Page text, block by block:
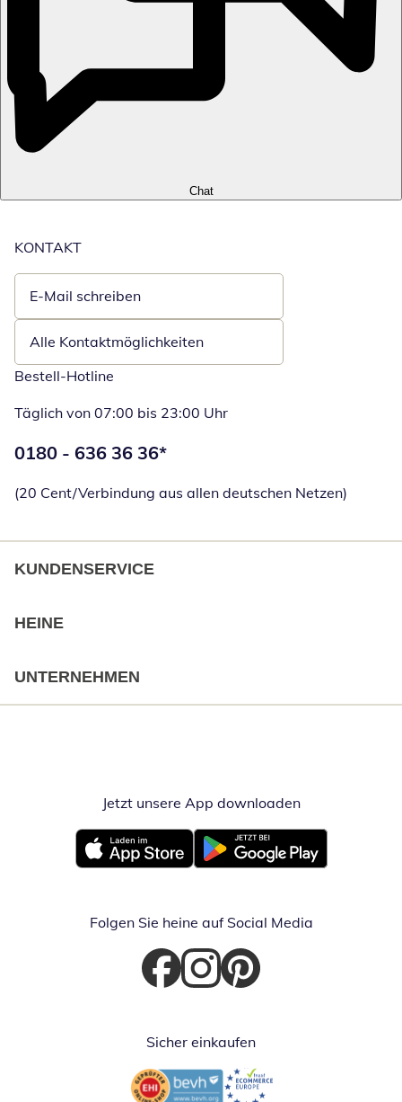
Chat
KONTAKT
E-Mail schreiben
Öffnet E-Mail-Client
Alle Kontaktmöglichkeiten
Bestell-Hotline
Täglich von 07:00 bis 23:00 Uhr
Telefonnummer:
0180 - 636 36 36*
(20 Cent/Verbindung aus allen deutschen Netzen)
KUNDENSERVICE
HEINE
UNTERNEHMEN
Jetzt unsere App downloadenÖffnet in
Öffnet in neuem FensterÖffnet in neuem Fenster
Folgen Sie heine auf Social Media
Öffnet in neuem Fenster
Öffnet in neuem Fenster
Öffnet in neuem Fenster
Sicher einkaufen